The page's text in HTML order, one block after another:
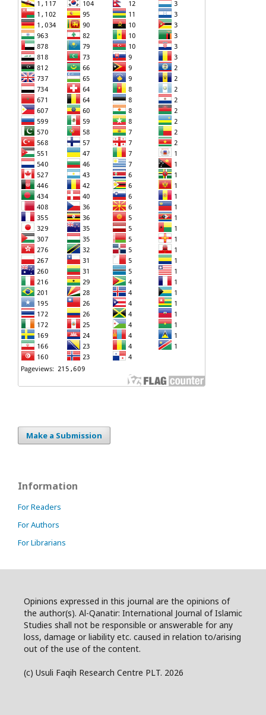
Make a Submission
Information
For Readers
For Authors
For Librarians
Opinions expressed in this journal are the opinions of
the author(s). Al-Qanatir: International Journal of Islamic
Studies shall not be responsible or answerable for any
loss, damage or liability etc. caused in relation to/arising
out of the use of the content.
(c) Usuli Faqih Research Centre PLT. 2026